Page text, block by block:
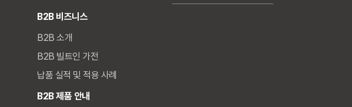
B2B 비즈니스
B2B 소개
B2B 빌트인 가전
납품 실적 및 적용 사례
B2B 제품 안내